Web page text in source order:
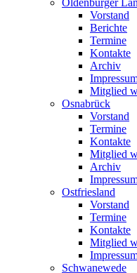
Oldenburger
Vorstand
Berichte
Termine
Kontakte
Archiv
Mitglied
Osnabrück
Vorstand
Termine
Kontakte
Mitglied
Archiv
Ostfriesland
Vorstand
Termine
Kontakte
Mitglied
Schwanewede